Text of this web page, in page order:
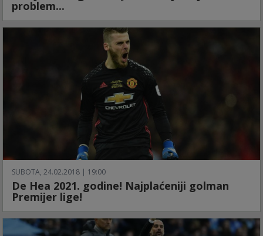
problem...
SUBOTA, 24.02.2018 | 19:00
De Hea 2021. godine! Najplaćeniji golman
Premijer lige!